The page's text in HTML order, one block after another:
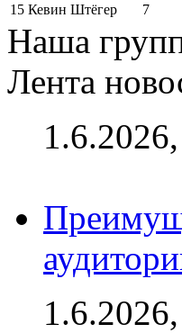
15 Кевин Штёгер 7
Наша
Лента